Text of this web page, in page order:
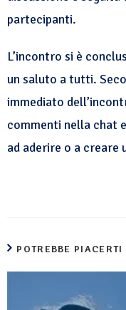
partecipanti.
L’incontro si è
un saluto a tutti.
immediato
commenti nella chat
ad aderire o a creare
POTREBBE PIACERTI